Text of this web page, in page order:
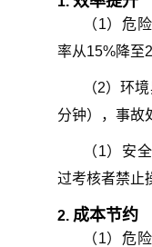
（1）危
率从15%降至
（2）环
分钟），事故
（1） 安
过考核者禁止
2. 成本节约
（1）危